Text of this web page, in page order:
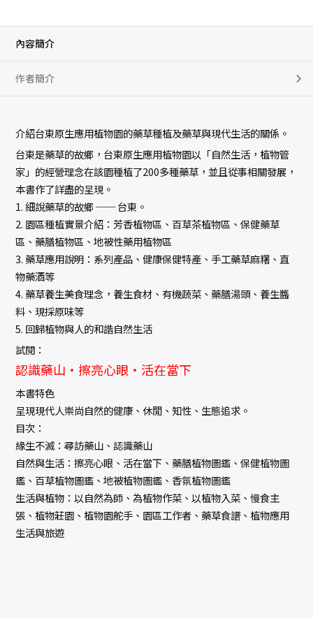
內容簡介
作者簡介
介紹台東原生應用植物園的藥草種植及藥草與現代生活的關係。
台東是藥草的故鄉，台東原生應用植物園以「自然生活，植物管
家」的經營理念在該園種植了200多種藥草，並且從事相關發展，
本書作了詳盡的呈現。
1. 細說藥草的故鄉 ── 台東。
2. 園區種植實景介紹：芳香植物區、百草茶植物區、保健藥草
區、藥膳植物區、地被性藥用植物區
3. 藥草應用說明：系列產品、健康保健特產、手工藥草麻糬、直
物藥酒等
4. 藥草養生美食理念，養生食材、有機蔬菜、藥膳湯頭、養生醬
料、現採原味等
5. 回歸植物與人的和諧自然生活
試閱：
認識藥山‧擦亮心眼‧活在當下
本書特色
呈現現代人崇尚自然的健康、休閒、知性、生態追求。
目次：
緣生不滅：尋訪藥山、認識藥山
自然與生活：擦亮心眼、活在當下、藥膳植物圖鑑、保健植物圖
鑑、百草植物圖鑑、地被植物圖鑑、香氛植物圖鑑
生活與植物：以自然為師、為植物作菜、以植物入菜、慢食主
張、植物莊園、植物園舵手、園區工作者、藥草食譜、植物應用
生活與旅遊